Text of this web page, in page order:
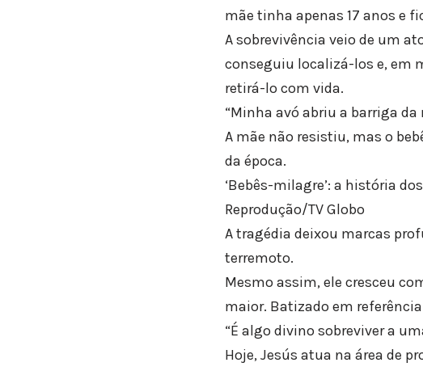
mãe tinha apenas 17 anos e
A sobrevivência veio de um
conseguiu localizá-los e, em
retirá-lo com vida.
“Minha avó abriu a barriga
A mãe não resistiu, mas o
da época.
‘Bebês-milagre’: a história
Reprodução/TV Globo
A tragédia deixou marcas
terremoto.
Mesmo assim, ele cresceu
maior. Batizado em
“É algo divino sobreviver a
Hoje, Jesús atua na área de